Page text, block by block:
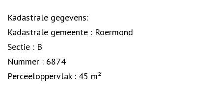
Kadastrale gegevens:
Kadastrale gemeente : Roermond
Sectie : B
Nummer : 6874
Perceeloppervlak : 45 m²